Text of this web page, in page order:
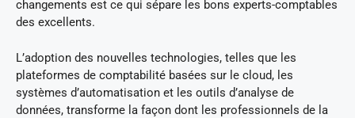
changements est ce qui sépare les bons experts-comptables
des excellents.
L’adoption des nouvelles technologies, telles que les
plateformes de comptabilité basées sur le cloud, les
systèmes d’automatisation et les outils d’analyse de
données, transforme la façon dont les professionnels de la